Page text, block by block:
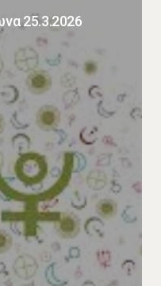
25.3.2026